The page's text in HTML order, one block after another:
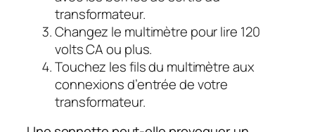
transformateur.
Changez le multimètre pour lire 120
volts CA ou plus.
Touchez les fils du multimètre aux
connexions d’entrée de votre
transformateur.